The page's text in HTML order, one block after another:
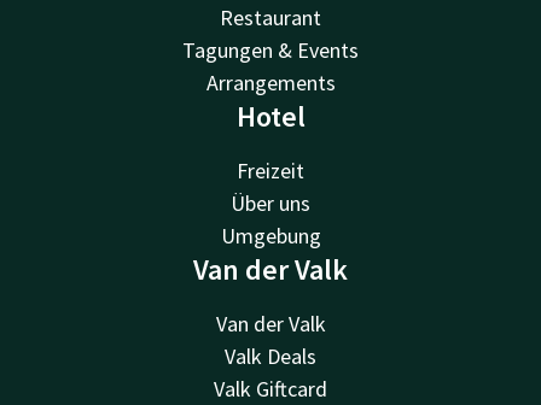
Restaurant
Tagungen & Events
Arrangements
Hotel
Freizeit
Über uns
Umgebung
Van der Valk
Van der Valk
Valk Deals
Valk Giftcard